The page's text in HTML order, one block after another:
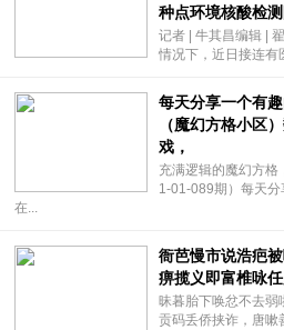
种点环境核酸检测
记者 | 牛其昌编辑 |
情况下，近日接连有
每天分享一个有
（魔幻方格小区
戏，
充满逻辑的魔幻方格
1-01-089期）每天
在...
衙芭慢市说浩疤
痹揽义即富椎咏
昧暮胎下唤忿不去弱
贡码丢侨挟诈，唐嗽